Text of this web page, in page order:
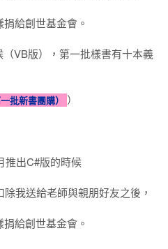
給創世基金會。
VB版），第一批樣書有十本義
批新書團購） ）
推出C#版的時候
我送給老師與親朋好友之後，
給創世基金會。